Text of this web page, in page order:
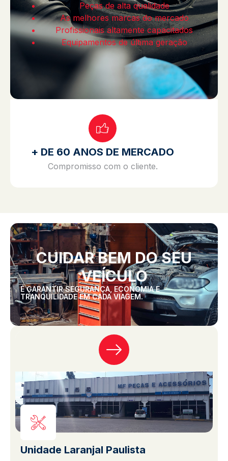
Peças de alta qualidade
As melhores marcas do mercado
Profissionais altamente capacitados
Equipamentos de última geração
+ DE 60 ANOS DE MERCADO
Compromisso com o cliente.
CUIDAR BEM DO SEU
VEÍCULO
É GARANTIR SEGURANÇA, ECONOMIA E
TRANQUILIDADE EM CADA VIAGEM.
Unidade Laranjal Paulista